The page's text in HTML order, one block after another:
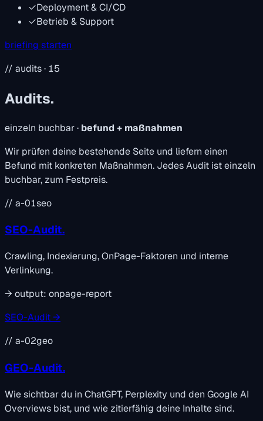
✓Deployment & CI/CD
✓Betrieb & Support
briefing starten
// audits · 15
Audits.
einzeln buchbar · befund + maßnahmen
Wir prüfen deine bestehende Seite und liefern einen
Befund mit konkreten Maßnahmen. Jedes Audit ist einzeln
buchbar, zum Festpreis.
// a-01seo
SEO-Audit.
Crawling, Indexierung, OnPage-Faktoren und interne
Verlinkung.
→ output: onpage-report
SEO-Audit →
// a-02geo
GEO-Audit.
Wie sichtbar du in ChatGPT, Perplexity und den Google AI
Overviews bist, und wie zitierfähig deine Inhalte sind.